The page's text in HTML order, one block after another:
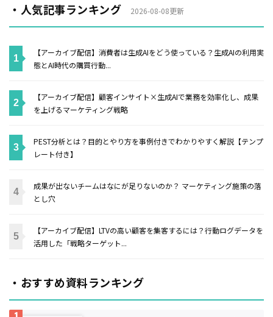
・人気記事ランキング 2026-08-08更新
【アーカイブ配信】消費者は生成AIをどう使っている？生成AIの利用実
態とAI時代の購買行動...
【アーカイブ配信】顧客インサイト×生成AIで業務を効率化し、成果
を上げるマーケティング戦略
PEST分析とは？目的とやり方を事例付きでわかりやすく解説【テンプ
レート付き】
成果が出ないチームはなにが足りないのか？ マーケティング施策の落
とし穴
【アーカイブ配信】LTVの高い顧客を集客するには？行動ログデータを
活用した「戦略ターゲット...
・おすすめ資料ランキング